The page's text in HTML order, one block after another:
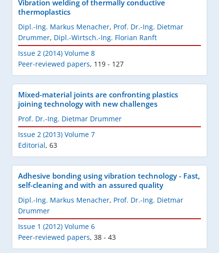
Vibration welding of thermally conductive
thermoplastics
Dipl.-Ing. Markus Menacher, Prof. Dr.-Ing. Dietmar
Drummer, Dipl.-Wirtsch.-Ing. Florian Ranft
Issue 2 (2014) Volume 8
Peer-reviewed papers, 119 - 127
Mixed-material joints are confronting plastics
joining technology with new challenges
Prof. Dr.-Ing. Dietmar Drummer
Issue 2 (2013) Volume 7
Editorial, 63
Adhesive bonding using vibration technology - Fast,
self-cleaning and with an assured quality
Dipl.-Ing. Markus Menacher, Prof. Dr.-Ing. Dietmar
Drummer
Issue 1 (2012) Volume 6
Peer-reviewed papers, 38 - 43